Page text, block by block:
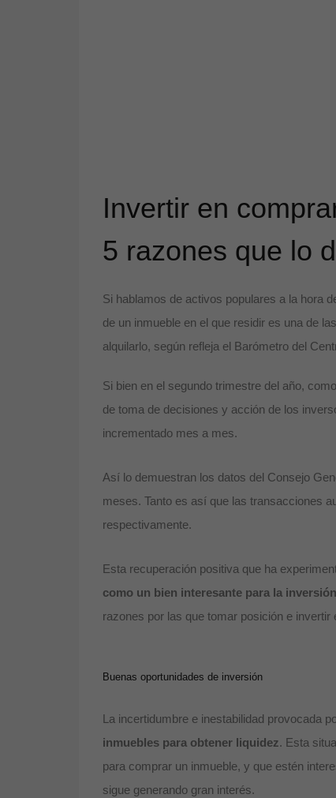
Invertir en
5 razones que lo
Si hablamos de activos populares a la hora
de un inmueble en el que residir es una de
alquilarlo, según refleja el Barómetro del
Si bien en el segundo trimestre del año,
de toma de decisiones y acción de los
incrementado mes a mes.
Así lo demuestran los datos del Consejo
meses. Tanto es así que las transacciones
respectivamente.
Esta recuperación positiva que ha
como un bien interesante para la inversión
razones por las que tomar posición e
Buenas oportunidades de inversión
La incertidumbre e inestabilidad provocada
inmuebles para obtener liquidez. Esta
para comprar un inmueble, y que estén
sigue generando gran interés.